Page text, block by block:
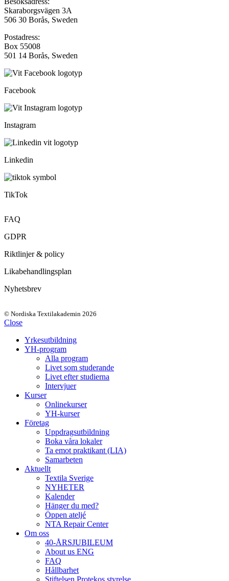
Skaraborgsvägen 3A
506 30 Borås, Sweden
Postadress:
Box 55008
501 14 Borås, Sweden
Facebook
Instagram
Linkedin
TikTok
FAQ
GDPR
Riktlinjer & policy
Likabehandlingsplan
Nyhetsbrev
© Nordiska Textilakademin 2026
Close
Yrkesutbildning
YH-program
Alla program
Livet som studerande
Livet efter studierna
Intervjuer
Kurser
Onlinekurser
YH-kurser
Företag
Uppdragsutbildning
Boka våra lokaler
Ta emot praktikant (LIA)
Samarbeten
Aktuellt
Textila Sverige
NYHETER
Kalender
Hänger du med?
Öppen ateljé
NTA Repair Center
Om oss
40-ÅRSJUBILEUM
About us ENG
FAQ
Hållbarhet
Stiftelsen Protekos styrelse